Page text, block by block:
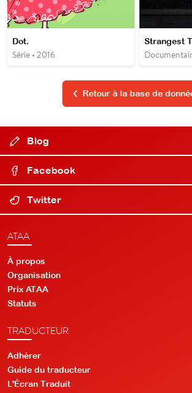
Dot.
Série • 2016
Strangest
Retour à la base de
Blog
Facebook
Twitter
ATAA
À propos
Organisation
Prix ATAA
Statuts
TRADUCTEUR
Adhérer
Guide du traducteur
L'Écran Traduit